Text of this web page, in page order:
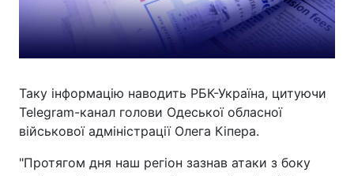
Таку інформацію наводить РБК-Україна, цитуючи
Telegram-канал голови Одеської обласної
військової адміністрації Олега Кіпера.
"Протягом дня наш регіон зазнав атаки з боку